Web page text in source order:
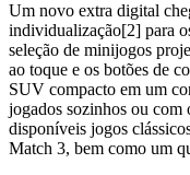
Um novo extra digital
individualização[2] para
seleção de minijogos
ao toque e os botões de
SUV compacto em um
jogados sozinhos ou com
disponíveis jogos
Match 3, bem como um